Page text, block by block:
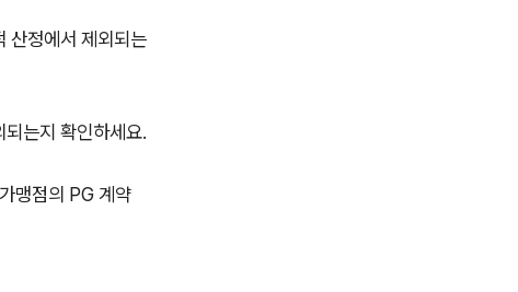
산정에서 제외되는
되는지 확인하세요.
맹점의 PG 계약